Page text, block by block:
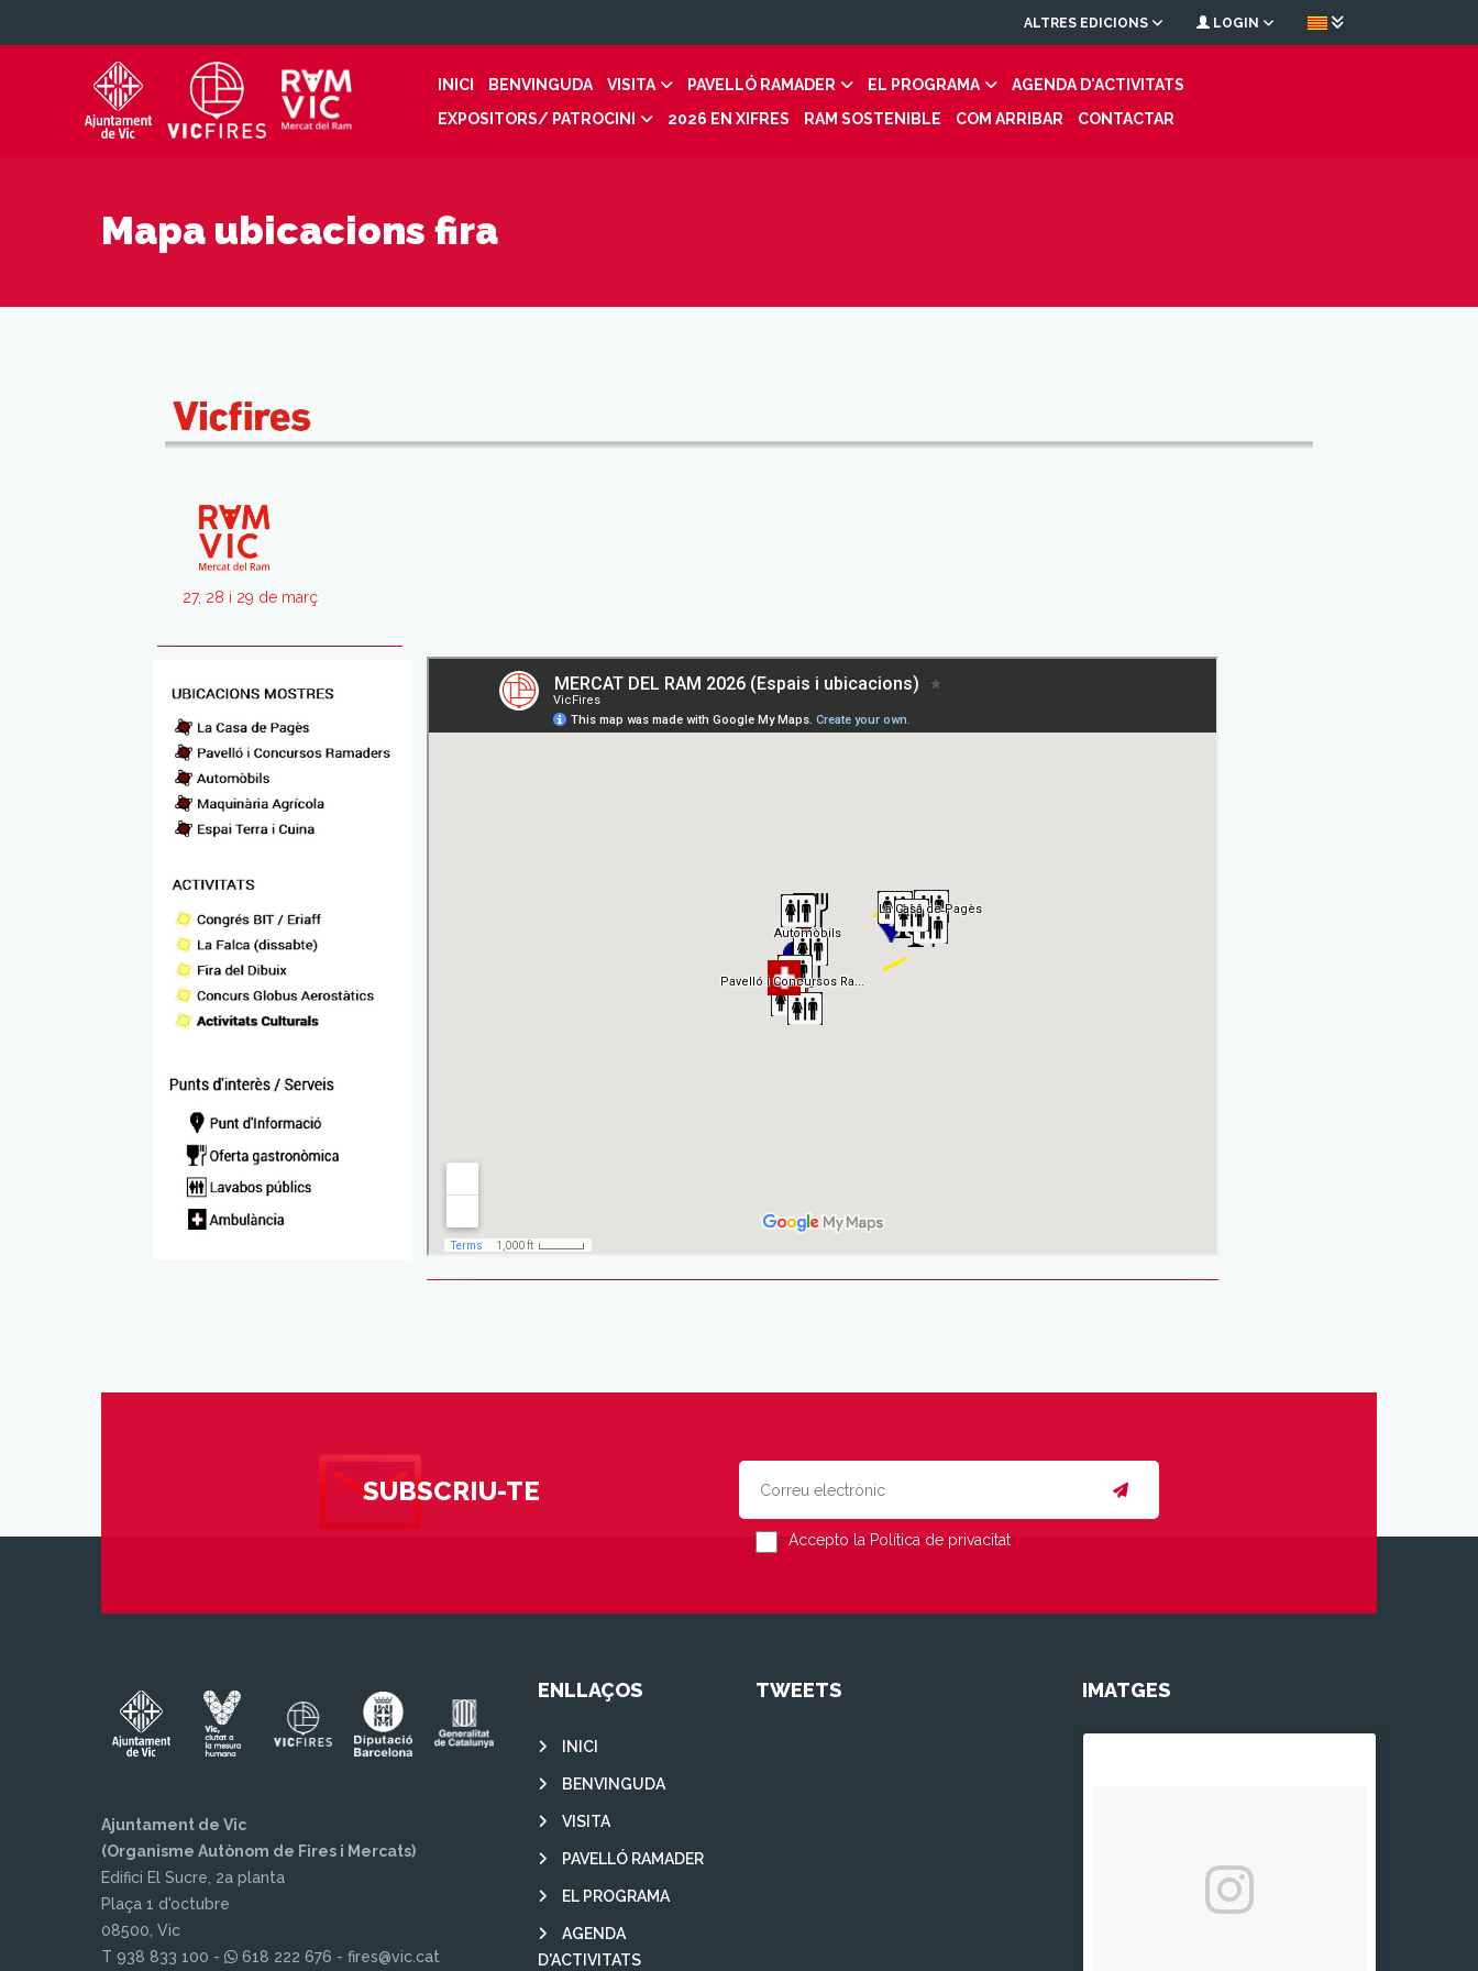
ALTRES EDICIONS LOGIN
INICI BENVINGUDA VISITA PAVELLÓ RAMADER EL PROGRAMA
AGENDA D'ACTIVITATS
EXPOSITORS/ PATROCINI
2026 EN XIFRES RAM SOSTENIBLE COM ARRIBAR CONTACTAR
Mapa ubicacions fira
27, 28 i 29 de març
SUBSCRIU-TE
Accepto la Política de privacitat
Ajuntament de Vic
(Organisme Autònom de Fires i Mercats)
Edifici El Sucre, 2a planta
Plaça 1 d'octubre
08500, Vic
T 938 833 100 -
618 222 676 - fires@vic.cat
ENLLAÇOS
INICI
BENVINGUDA
VISITA
PAVELLÓ RAMADER
EL PROGRAMA
AGENDA
D'ACTIVITATS
TWEETS IMATGES